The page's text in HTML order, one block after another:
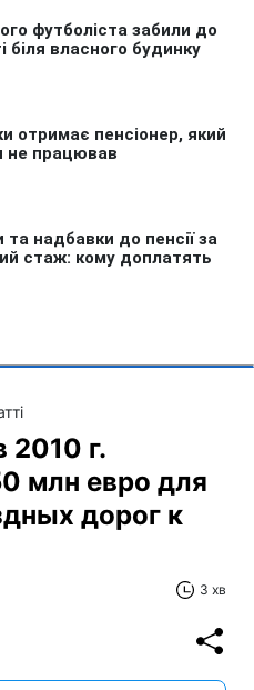
2010 г.
млн евро для
дорог к
3 хв